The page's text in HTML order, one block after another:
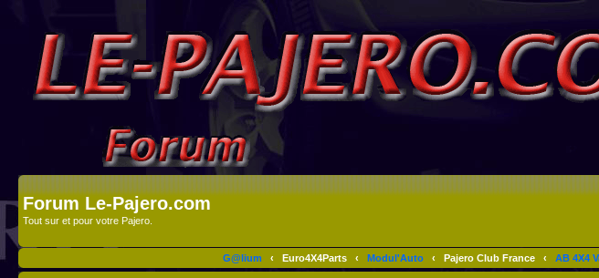
Forum Le-Pajero.com
Tout sur et pour votre Pajero.
G@lium ‹ Euro4X4Parts ‹ Modul'Auto ‹ Pajero Club France ‹ AB 4X4